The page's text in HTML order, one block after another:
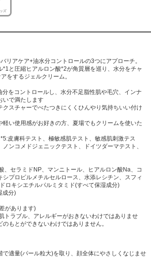
ズ
リアケア+油水分コントロールの3つにアプローチ。
*1と圧縮ヒアルロン酸*2が角質層を巡り、水分をチャ
をするジェルクリーム。
分をコントロールし、水分不足脂性肌や毛穴、インナ
いで満たします
クスチャーでべたつきにくくひんやり気持ちいい付け
軽い使用感がお好きの方、夏場でもクリームを使いた
皮膚科テスト、極敏感肌テスト、敏感肌刺激テス
ノンコメドジェニックテスト、ドイツダーマテスト、
、セラミドNP、マンニトール、ヒアルロン酸Na、コ
シプロピルメチルセルロース、水添レシチン、スフィ
ロキシエチルパルミタミド(すべて保湿成分)
成分)
があります)
トラブル、アレルギーがおきないわけではありませ
もとができないわけではありません。
で適量(パール粒大)を取り、顔全体にやさしくなじませ